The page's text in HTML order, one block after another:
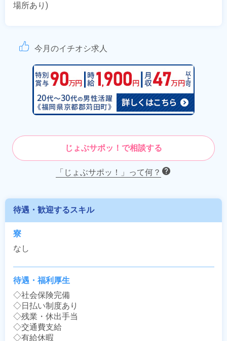
場所あり)
今月のイチオシ求人
じょぶサポッ！で相談する
「じょぶサポッ！」って何？
待遇・歓迎するスキル
寮
なし
待遇・福利厚生
◇社会保険完備
◇日払い制度あり
◇残業・休出手当
◇交通費支給
◇有給休暇